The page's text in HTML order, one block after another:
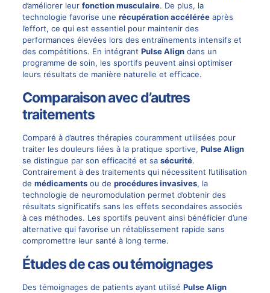
d’améliorer leur fonction musculaire. De plus, la
technologie favorise une récupération accéléréeaprès
l’effort, ce qui est essentiel pour maintenir des
performances élevées lors des entraînements intensifs et
des compétitions. En intégrant Pulse Aligndans un
programme de soin, les sportifs peuvent ainsi optimiser
leurs résultats de manière naturelle et efficace.
Comparaison avec d’autres
traitements
Comparé à d’autres thérapies couramment utilisées pour
traiter les douleurs liées à la pratique sportive, Pulse Align
se distingue par son efficacité et sa sécurité.
Contrairement à des traitements qui nécessitent l’utilisation
de médicamentsou de procédures invasives, la
technologie de neuromodulation permet d’obtenir des
résultats significatifs sans les effets secondaires associés
à ces méthodes. Les sportifs peuvent ainsi bénéficier d’une
alternative qui favorise un rétablissement rapide sans
compromettre leur santé à long terme.
Études de cas ou témoignages
Des témoignages de patients ayant utilisé Pulse Align